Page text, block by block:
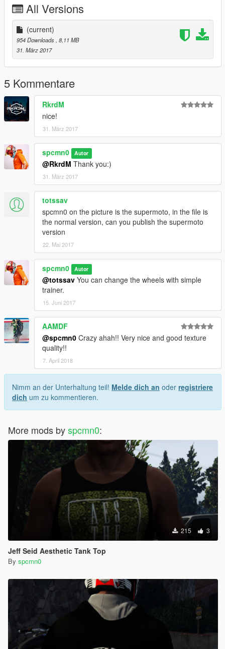
All Versions
(current)
954 Downloads, 8,11 MB
31. März 2017
5 Kommentare
RkrdM
nice!
31. März 2017
spcmn0 Autor
@RkrdM Thank you:)
31. März 2017
totssav
spcmn0 on the picture is the supermoto, in the file is
the normal version, can you publish the supermoto
version
22. Mai 2017
spcmn0 Autor
@totssav You can change the wheels with simple
trainer.
15. Juni 2017
AAMDF
@spcmn0 Crazy ahah!! Very nice and good texture
quality!!
7. April 2018
Nimm an der Unterhaltung teil! Melde dich an oder registriere
dich um zu kommentieren.
More mods byspcmn0:
215 3
Jeff Seid Aesthetic Tank Top
By spcmn0